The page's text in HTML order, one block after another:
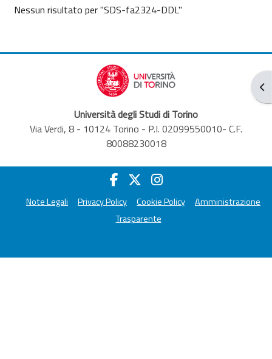
Nessun risultato per "SDS-fa2324-DDL"
Università degli Studi di Torino
Via Verdi, 8 - 10124 Torino - P.I. 02099550010- C.F.
80088230018
Note Legali Privacy Policy Cookie Policy
Amministrazione
Trasparente